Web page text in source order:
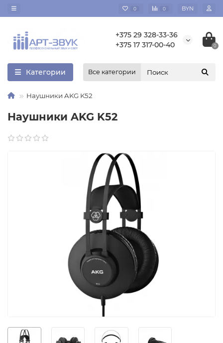
0 0 BYN
+375 29 328-33-36
+375 17 317-00-40
0
Категории Все категории
Наушники AKG K52
Наушники AKG K52